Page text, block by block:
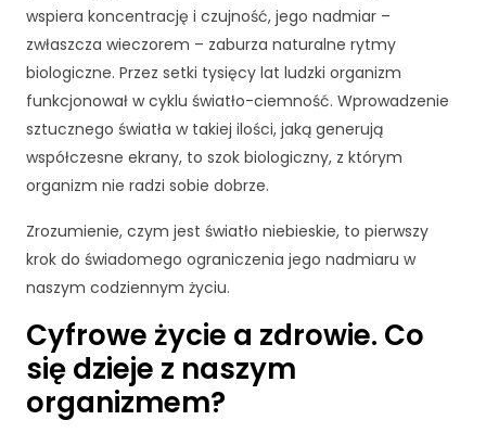
wspiera koncentrację i czujność, jego nadmiar –
zwłaszcza wieczorem – zaburza naturalne rytmy
biologiczne. Przez setki tysięcy lat ludzki organizm
funkcjonował w cyklu światło-ciemność. Wprowadzenie
sztucznego światła w takiej ilości, jaką generują
współczesne ekrany, to szok biologiczny, z którym
organizm nie radzi sobie dobrze.
Zrozumienie, czym jest światło niebieskie, to pierwszy
krok do świadomego ograniczenia jego nadmiaru w
naszym codziennym życiu.
Cyfrowe życie a zdrowie. Co
się dzieje z naszym
organizmem?